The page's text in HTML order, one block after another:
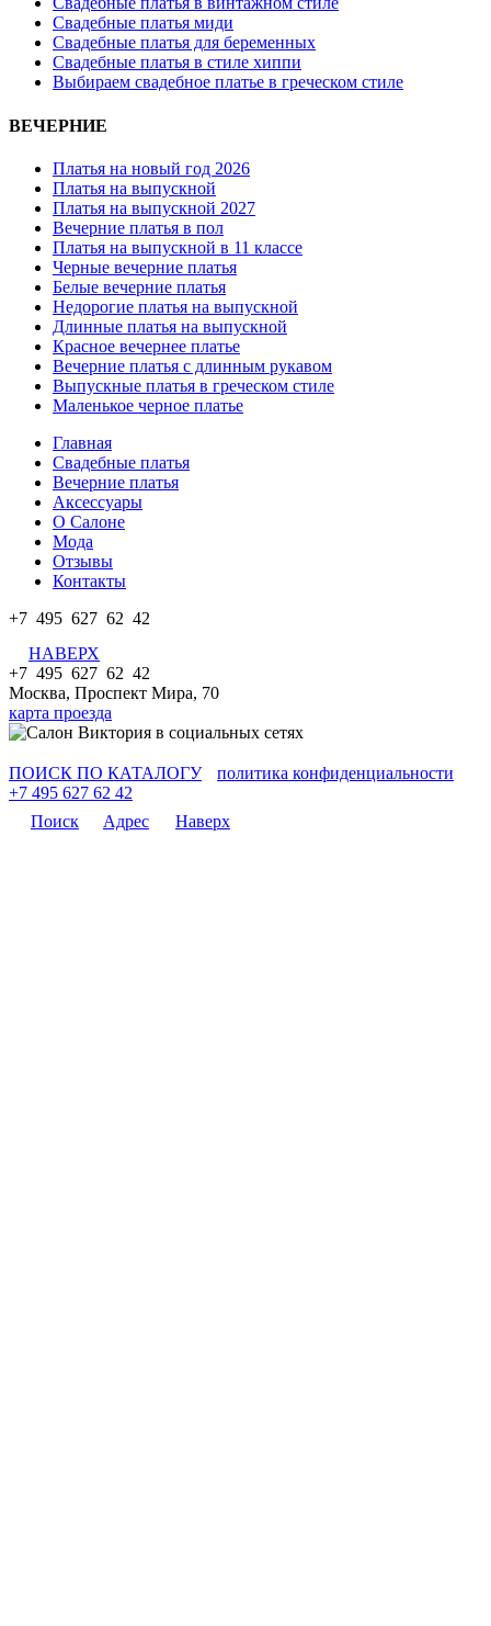
Свадебные платья миди
Свадебные платья для беременных
Свадебные платья в стиле хиппи
Выбираем свадебное платье в греческом стиле
ВЕЧЕРНИЕ
Платья на новый год 2026
Платья на выпускной
Платья на выпускной 2027
Вечерние платья в пол
Платья на выпускной в 11 классе
Черные вечерние платья
Белые вечерние платья
Недорогие платья на выпускной
Длинные платья на выпускной
Красное вечернее платье
Вечерние платья с длинным рукавом
Выпускные платья в греческом стиле
Маленькое черное платье
Главная
Свадебные платья
Вечерние платья
Аксессуары
О Салоне
Мода
Отзывы
Контакты
+7 495 627 62 42
НАВЕРХ
+7 495 627 62 42
Москва, Проспект Мира, 70
карта проезда
ПОИСК ПО КАТАЛОГУ
политика конфиденциальности
+7 495 627 62 42
Поиск
Адрес Наверх